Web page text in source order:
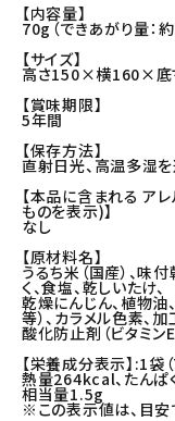
【内容量】
70g（できあがり量：
【サイズ】
高さ150×横160×底
【賞味期限】
5年間
【保存方法】
直射日光、高温多湿を
【本品に含まれる ア
ものを表示)】
なし
【原材料名】
うるち米（国産）、味
く、食塩、乾しいたけ、
乾燥にんじん、植物油
等）、カラメル色素、加
酸化防止剤（ビタミン
【栄養成分表示】:1袋
熱量264kcal、たんぱ
相当量1.5g
※この表示値は、目安